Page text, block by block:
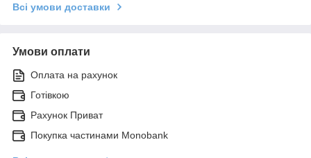
Всі умови доставки
Умови оплати
Оплата на рахунок
Готівкою
Рахунок Приват
Покупка частинами Monobank